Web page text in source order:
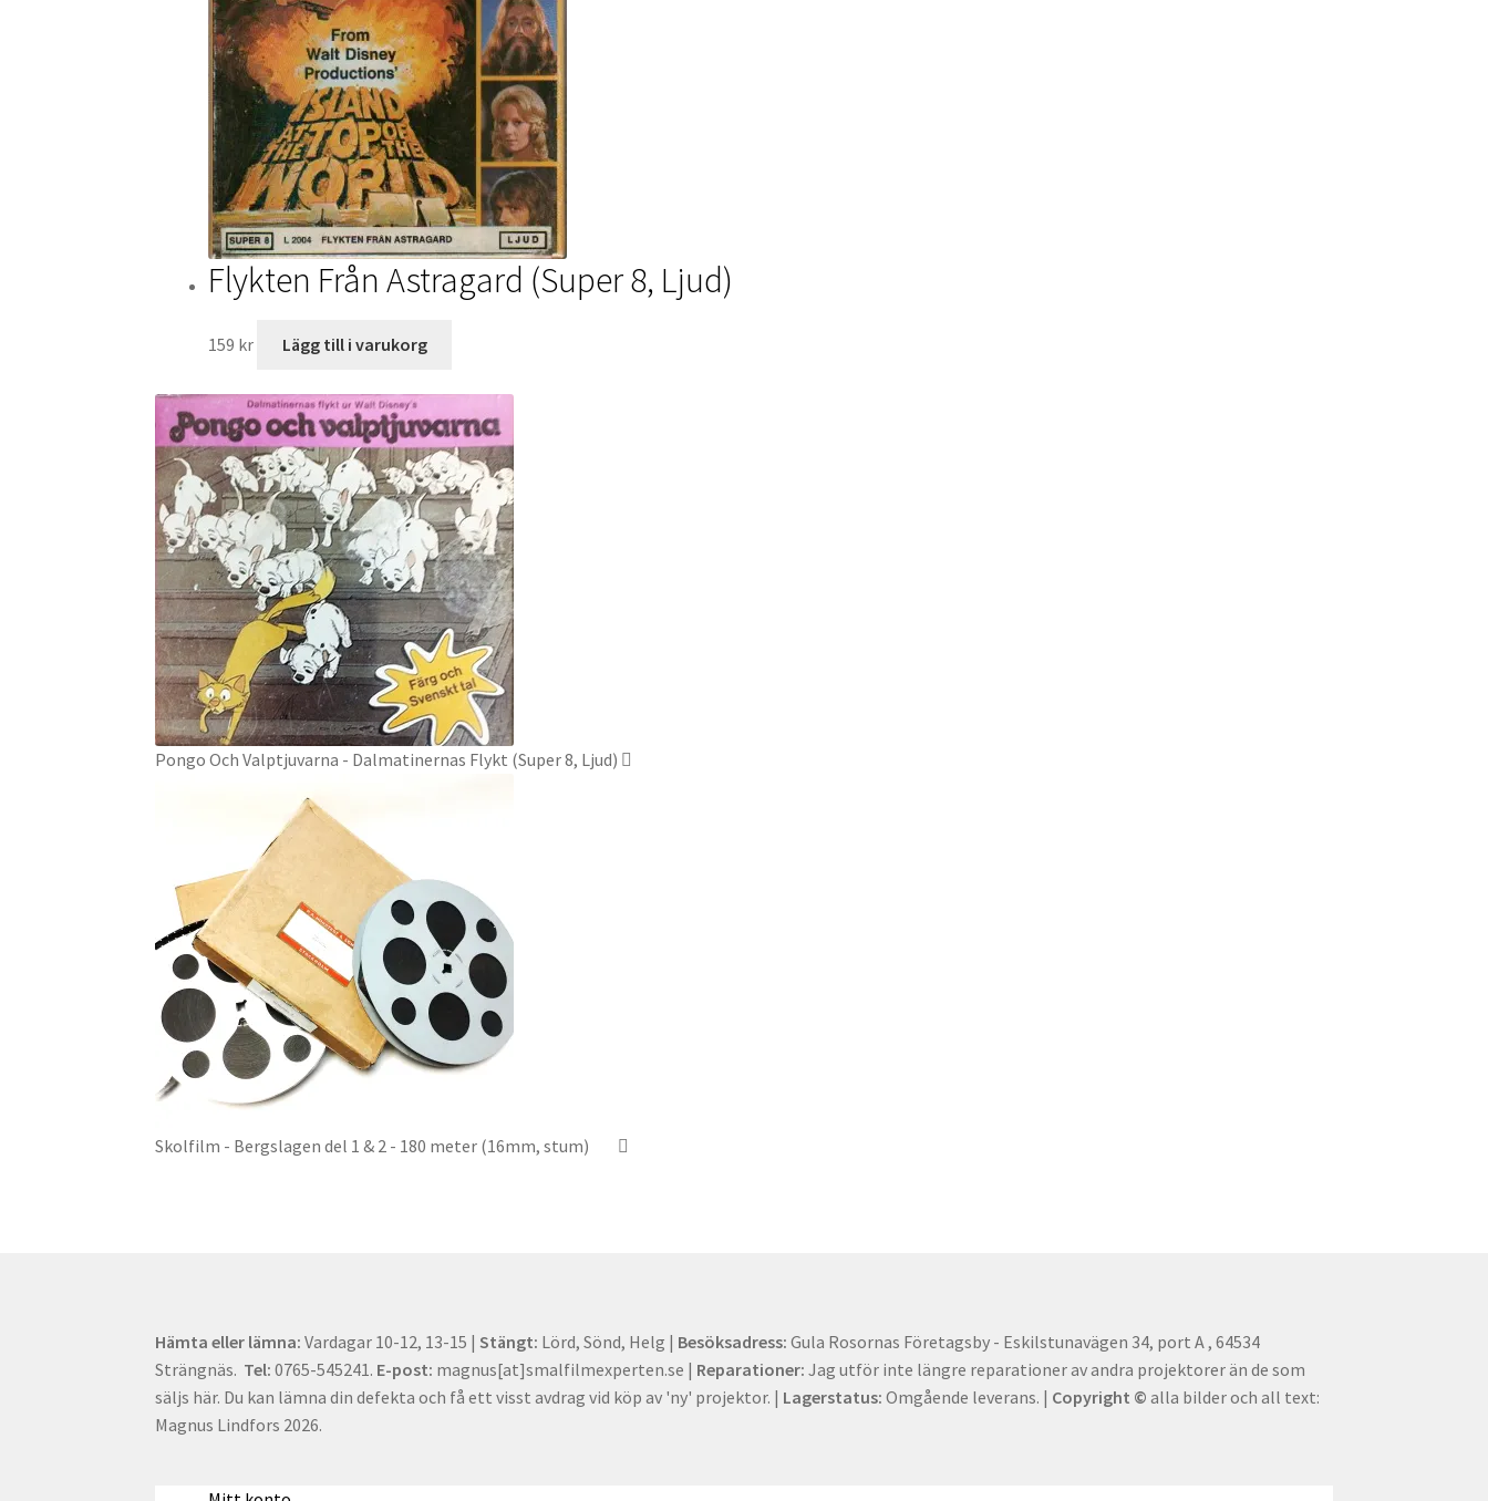
Flykten Från Astragard (Super 8, Ljud)
159 kr Lägg till i varukorg
Pongo Och Valptjuvarna - Dalmatinernas Flykt (Super 8, Ljud)
Skolfilm - Bergslagen del 1 & 2 - 180 meter (16mm, stum)
Hämta eller lämna:Vardagar 10-12, 13-15 |Stängt: Lörd, Sönd, Helg | Besöksadress: Gula Rosornas Företagsby - Eskilstunavägen 34, port A , 64534
Strängnäs. Tel:0765-545241. E-post: magnus[at]smalfilmexperten.se | Reparationer: Jag utför inte längre reparationer av andra projektorer än de som
säljs här. Du kan lämna din defekta och få ett visst avdrag vid köp av 'ny' projektor. | Lagerstatus: Omgående leverans. | Copyright © alla bilder och all text:
Magnus Lindfors 2026.